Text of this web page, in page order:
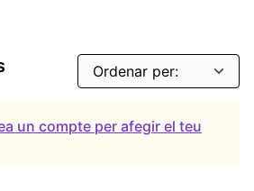
un compte per afegir el teu